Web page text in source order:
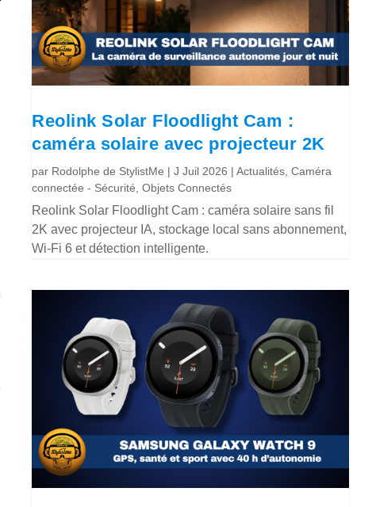
Reolink Solar Floodlight Cam :
caméra solaire avec projecteur 2K
par Rodolphe de StylistMe |J Juil 2026 |Actualités ,Caméra
connectée - Sécurité ,Objets Connectés
Reolink Solar Floodlight Cam : caméra solaire sans fil
2K avec projecteur IA, stockage local sans abonnement,
Wi-Fi 6 et détection intelligente.